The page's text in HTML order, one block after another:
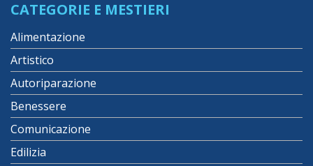
CATEGORIE E MESTIERI
Alimentazione
Artistico
Autoriparazione
Benessere
Comunicazione
Edilizia